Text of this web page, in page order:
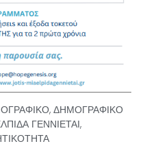
, ΔΗΜΟΓΡΑΦΙΚΟ
ΓΕΝΝΙΕΤΑΙ,